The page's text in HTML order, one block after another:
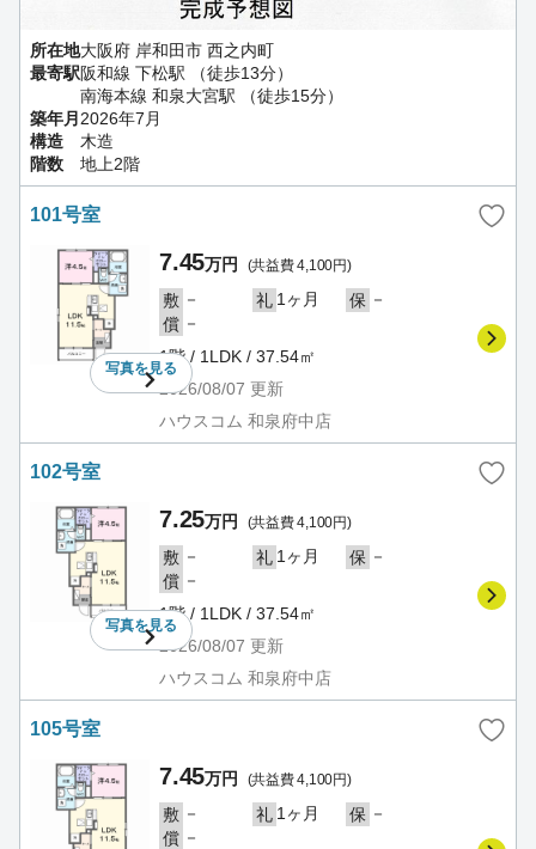
所在地大阪府 岸和田市 西之内町
最寄駅阪和線 下松駅 （徒歩13分）
南海本線 和泉大宮駅 （徒歩15分）
築年月 2026年7月
構造
木造
階数
地上2階
101号室
写真を見る
7.45万円 (共益費 4,100円)
敷 － 礼 1ヶ月 保 －
償 －
1階 / 1LDK / 37.54㎡
2026/08/07 更新
ハウスコム 和泉府中店
102号室
写真を見る
7.25万円 (共益費 4,100円)
敷 － 礼 1ヶ月 保 －
償 －
1階 / 1LDK / 37.54㎡
2026/08/07 更新
ハウスコム 和泉府中店
105号室
7.45万円 (共益費 4,100円)
敷 － 礼 1ヶ月 保 －
償 －